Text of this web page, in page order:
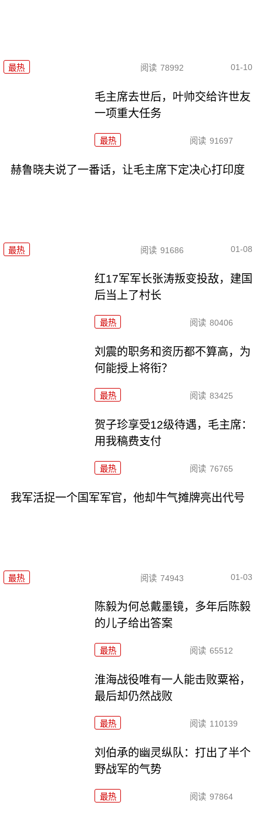
最热 阅读 78992 01-10
毛主席去世后，叶帅交给许世友
一项重大任务
最热 阅读 91697
赫鲁晓夫说了一番话，让毛主席下定决心打印度
最热 阅读 91686 01-08
红17军军长张涛叛变投敌，建国
后当上了村长
最热 阅读 80406
刘震的职务和资历都不算高，为
何能授上将衔？
最热 阅读 83425
贺子珍享受12级待遇，毛主席：
用我稿费支付
最热 阅读 76765
我军活捉一个国军军官，他却牛气摊牌亮出代号
最热 阅读 74943 01-03
陈毅为何总戴墨镜，多年后陈毅
的儿子给出答案
最热 阅读 65512
淮海战役唯有一人能击败粟裕，
最后却仍然战败
最热 阅读 110139
刘伯承的幽灵纵队：打出了半个
野战军的气势
最热 阅读 97864